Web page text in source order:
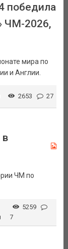
победила
ЧМ-2026,
мира по
и Англии.
2653 27
ЧМ по
5259
7